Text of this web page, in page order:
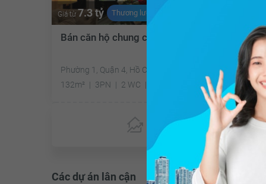
Giá từ 7.3 tỷ Thương lượng
Bán căn hộ chung cư The Gold View
Phường 1, Quận 4, Hồ Chí Minh
132m²
3PN 2 WC
Chưa có
Các dự án lân cận